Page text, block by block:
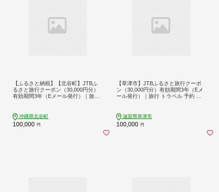
【ふるさと納税】【北谷町】JTBふ
るさと旅行クーポン（30,000円分）
有効期間3年（Eメール発行）｜旅行
ホテル 旅館 チケット 子供 子連れ カ
ップル 家族 人気 おすすめ 旅行クー
ポン 店頭 オンライン ネット予約 電
沖縄県北谷町
100,000 円
【草津市】JTBふるさと旅行クーポ
ン（30,000円分）有効期間3年（Eメ
ール発行）｜旅行 トラベル 予約 国
子供 子連れ カップル 家族 人気 おす
すめ 旅行クーポン 店頭 オンライン
ネット予約 電話 有効期間3年
滋賀県草津市
100,000 円